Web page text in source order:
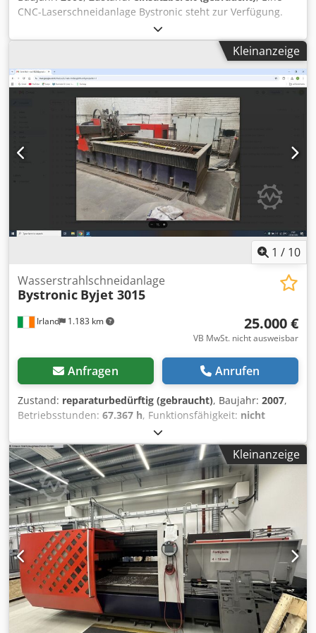
CNC-Laserschneidanlage Bystronic steht zur Verfügung.
Laserleistung: 2200W, max. Blechdimensionen X/Y:
3000mm/1500mm, Verfahrweg X/Y/Z:
1562mm/772mm/100mm, max. Materialstärke
Baustahl/Edelstahl/Aluminium: 8mm/6mm/4mm,
Positioniergenauigkeit: +/-0,1mm, simultane
Geschwindigkeit: 140m/min, Tragfähigkeit
Beschickungstisch/Schneidtisch: 300kg/80kg.
Maschinendimensionen X/Y/Z: ca.
6250mm/6000mm/2150mm, Laserquellendimensionen
X/Y/Z: ca. 1900mm/950mm/1250mm, Gewicht: ca. 13500kg.
Inklusive kombiniertem Kühl- und Filtergerät WKL 300-F.
Dokumentation vorhanden. Eine Besichtigung vor Ort ist
möglich. Chedpfx Aoxx Ud Somrsa
Kleinanzeige
1 / 10
Irland 1.183 km
Wasserstrahlschneidanlage
Bystronic Byjet 3015
25.000 €
VB MwSt. nicht ausweisbar
Anfragen Anrufen
Zustand: reparaturbedürftig (gebraucht), Baujahr: 2007,
Betriebsstunden: 67.367 h, Funktionsfähigkeit: nicht
, Maschinen-/Fahrzeugnummer:
Wiederholgenauigkeit:0,01 mm, Verfahrweg X-Achse:
3.000 mm, Verfahrweg Y-Achse:1.500 mm, Verfahrweg Z-
Achse:200 mm, Positioniergenauigkeit: 0,01 mm,
Werkstückgewicht (max.):3.000 kg, Art des
Eingangsstroms:Drehstrom, Eingangsspannung:250 V
Blechstärke Aluminium (max.):100 mm, Tischlänge:
mm, Betriebsgeschwindigkeit:6.000 mm/s, Tischbreite:
1.500 mm, Fassungsvermögen des Behälters:5.500 l,
Druck:3.600 bar, Positioniergeschwindigkeit: 60 m/min,
Eilgang X-Achse:60 m/min, Eilgang Y-Achse:60 m/min,
Eilgang Z-Achse:2 m/min, Tischhöhe:1.000 mm,
Betriebsdruck: 3.600 bar
, Jahr der letzten Überholung:
, Abwasseranschluss:50 mm, Eingangsfrequenz:50
Kleinanzeige